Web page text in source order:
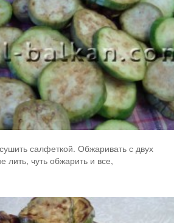
салфеткой. Обжаривать с двух
лить, чуть обжарить и все,